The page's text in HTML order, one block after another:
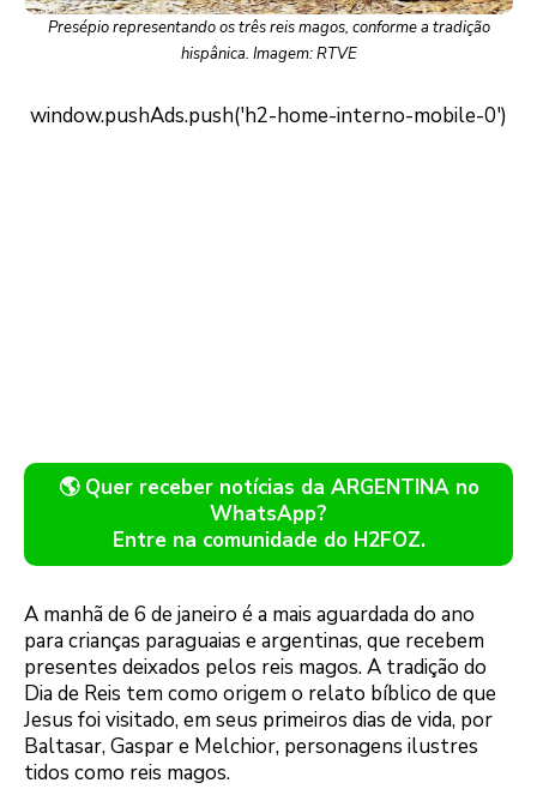
Presépio representando os três reis magos, conforme a tradição
hispânica. Imagem: RTVE
🌎 Quer receber notícias da ARGENTINA no
WhatsApp?
Entre na comunidade do H2FOZ.
A manhã de 6 de janeiro é a mais aguardada do ano
para crianças paraguaias e argentinas, que recebem
presentes deixados pelos reis magos. A tradição do
Dia de Reis tem como origem o relato bíblico de que
Jesus foi visitado, em seus primeiros dias de vida, por
Baltasar, Gaspar e Melchior, personagens ilustres
tidos como reis magos.